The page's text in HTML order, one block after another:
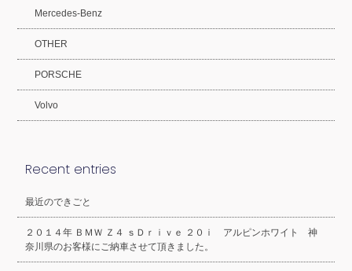
Mercedes-Benz
OTHER
PORSCHE
Volvo
Recent entries
最近のできごと
２０１４年 ＢＭＷ Ｚ４ ｓＤｒｉｖｅ ２０ｉ アルピンホワイト 神
奈川県のお客様にご納車させて頂きました。